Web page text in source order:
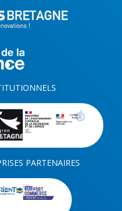
PARTENAIRES